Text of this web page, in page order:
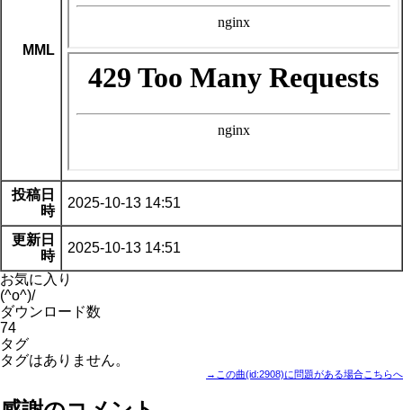
MML
投稿日
時
2025-10-13 14:51
更新日
時
2025-10-13 14:51
お気に入り
(^o^)/
ダウンロード数
74
タグ
タグはありません。
→この曲(id:2908)に問題がある場合こちらへ